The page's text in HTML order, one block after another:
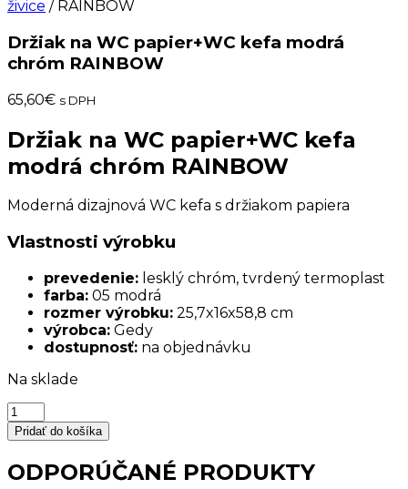
živice / RAINBOW
Držiak na WC papier+WC kefa modrá
chróm RAINBOW
65,60€ s DPH
Držiak na WC papier+WC kefa
modrá chróm RAINBOW
Moderná dizajnová WC kefa s držiakom papiera
Vlastnosti výrobku
prevedenie: lesklý chróm, tvrdený termoplast
farba: 05 modrá
rozmer výrobku: 25,7x16x58,8 cm
výrobca: Gedy
dostupnosť: na objednávku
Na sklade
množstvo
Držiak
na
WC
papier+WC
Pridať do košíka
ODPORÚČANÉ PRODUKTY